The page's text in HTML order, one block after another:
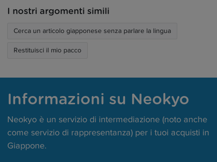
I nostri argomenti simili
Cerca un articolo giapponese senza parlare la lingua
Restituisci il mio pacco
Informazioni su Neokyo
Neokyo è un servizio di intermediazione (noto anche
come servizio di rappresentanza) per i tuoi acquisti in
Giappone.